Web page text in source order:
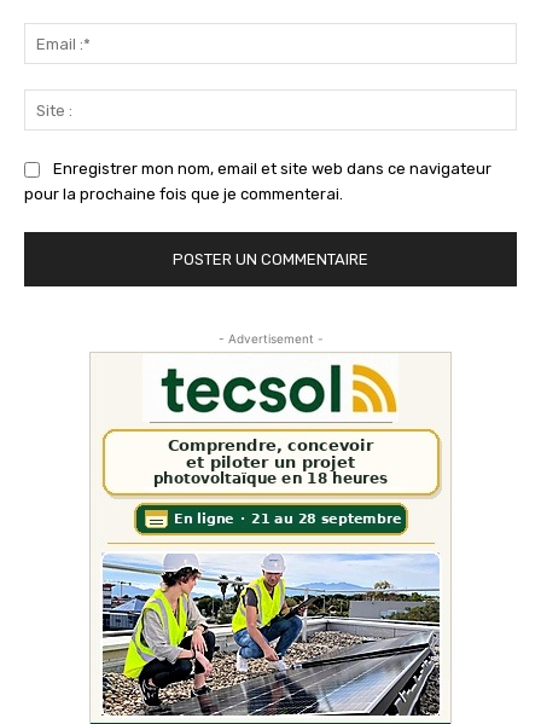
Enregistrer mon nom, email et site web dans ce navigateur
pour la prochaine fois que je commenterai.
- Advertisement -